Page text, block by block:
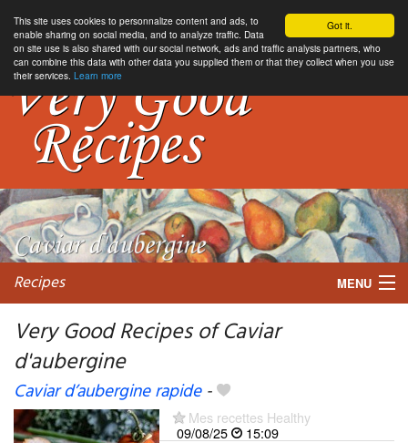
Got it.
This site uses cookies to personnalize content and ads, to
enable sharing on social media, and to analyze traffic. Data
on site use is also shared with our social network, ads and traffic analysis partners, who
can combine this data with other data you supplied them or that they collect when you use
their services. Learn more
Recipes MENU
My favorite blogs
Very Good Recipes of Caviar
d'aubergine
Caviar d’aubergine rapide-
Mes recettes Healthy
09/08/25
15:09